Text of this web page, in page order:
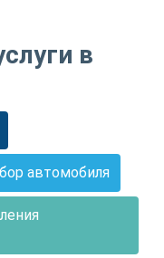
в
автомобиля